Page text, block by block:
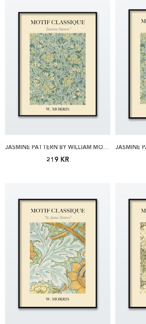
JASMINE PATTERN BY WILLIAM MORRIS 30X40 PLAKAT
219 KR